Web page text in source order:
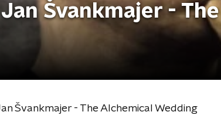
Švankmajer -
Švankmajer - The Alchemical Wedding